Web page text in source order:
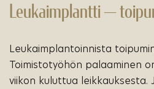
Leukaimplantti —
Leukaimplantoinnista
Toimistotyöhön palaaminen
viikon kuluttua leikkauksesta.